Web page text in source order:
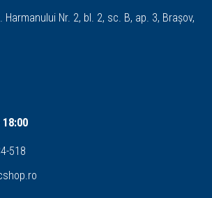
Harmanului Nr. 2, bl. 2, sc. B, ap. 3, Brașov,
518